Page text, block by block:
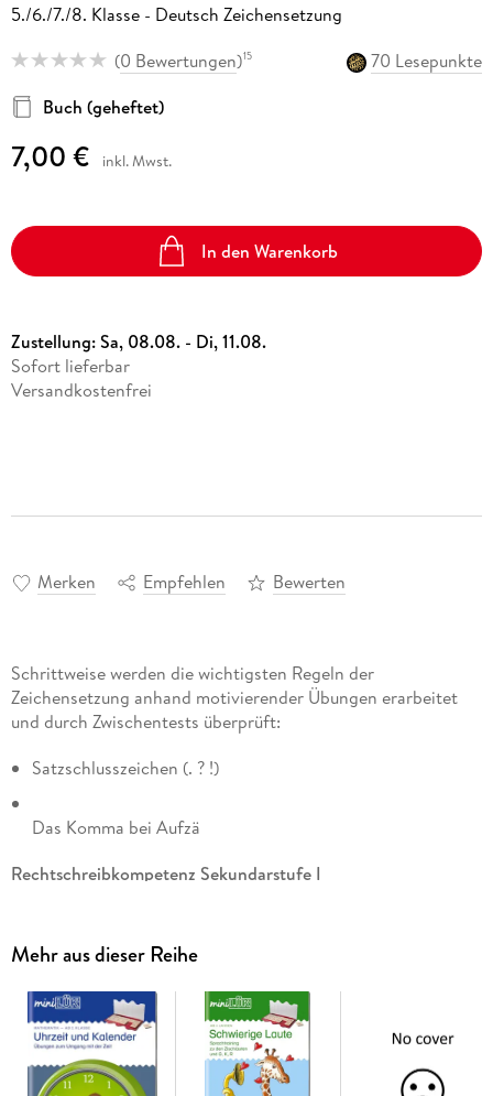
5./6./7./8. Klasse - Deutsch Zeichensetzung
(0 Bewertungen)15
70 Lesepunkte
Buch (geheftet)
7,00 € inkl. Mwst.
In den Warenkorb
Zustellung:Sa, 08.08. - Di, 11.08.
Sofort lieferbar
Versandkostenfrei
Merken Empfehlen Bewerten
Schrittweise werden die wichtigsten Regeln der
Zeichensetzung anhand motivierender Übungen erarbeitet
und durch Zwischentests überprüft:
Satzschlusszeichen (. ? !)
Das Komma bei Aufzä
Rechtschreibkompetenz Sekundarstufe I
Zeichensetzung anhand motivierender Übungen erarbeitet
und durch Zwischentests überprüft:
Satzschlusszeichen (. ? !)
Das Komma bei Aufzählungen
Das Komma zwischen Hauptsätzen (Satzreihen)
Mehr aus dieser Reihe